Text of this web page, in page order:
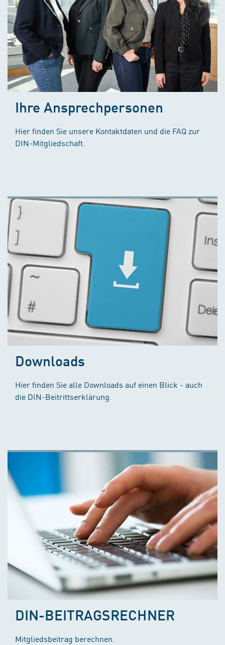
Ihre Ansprechpersonen
Hier finden Sie unsere Kontaktdaten und die FAQ zur
DIN-Mitgliedschaft.
Downloads
Hier finden Sie alle Downloads auf einen Blick - auch
die DIN-Beitrittserklärung.
DIN-BEITRAGSRECHNER
Mitgliedsbeitrag berechnen.